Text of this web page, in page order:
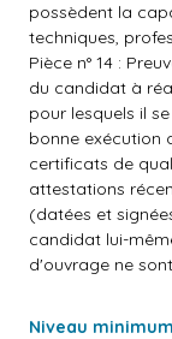
possèdent la
techniques,
Pièce n° 14 :
du candidat à
pour lesquels il
bonne exécution
certificats de
attestations
(datées et
candidat lui-
d'ouvrage ne
Niveau